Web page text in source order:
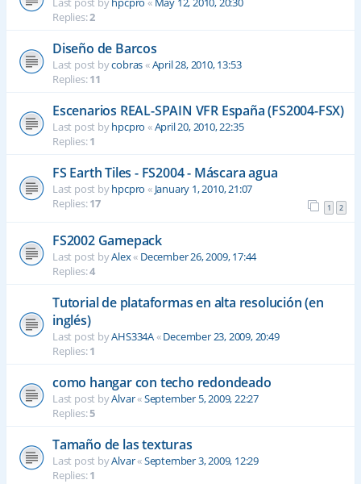
Replies:2
Diseño de Barcos
Last post bycobras«April 28, 2010, 13:53
Replies:11
Escenarios REAL-SPAIN VFR España (FS2004-FSX)
Last post byhpcpro «April 20, 2010, 22:35
Replies:1
FS Earth Tiles - FS2004 - Máscara agua
Last post byhpcpro « January 1, 2010, 21:07
Replies:17 1 2
FS2002 Gamepack
Last post byAlex« December 26, 2009, 17:44
Replies:4
Tutorial de plataformas en alta resolución (en
inglés)
Last post byAHS334A«December 23, 2009, 20:49
Replies:1
como hangar con techo redondeado
Last post byAlvar«September 5, 2009, 22:27
Replies:5
Tamaño de las texturas
Last post byAlvar«September 3, 2009, 12:29
Replies:1